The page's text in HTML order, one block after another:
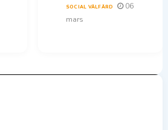
SOCIAL VÄLFÄRD
06
mars